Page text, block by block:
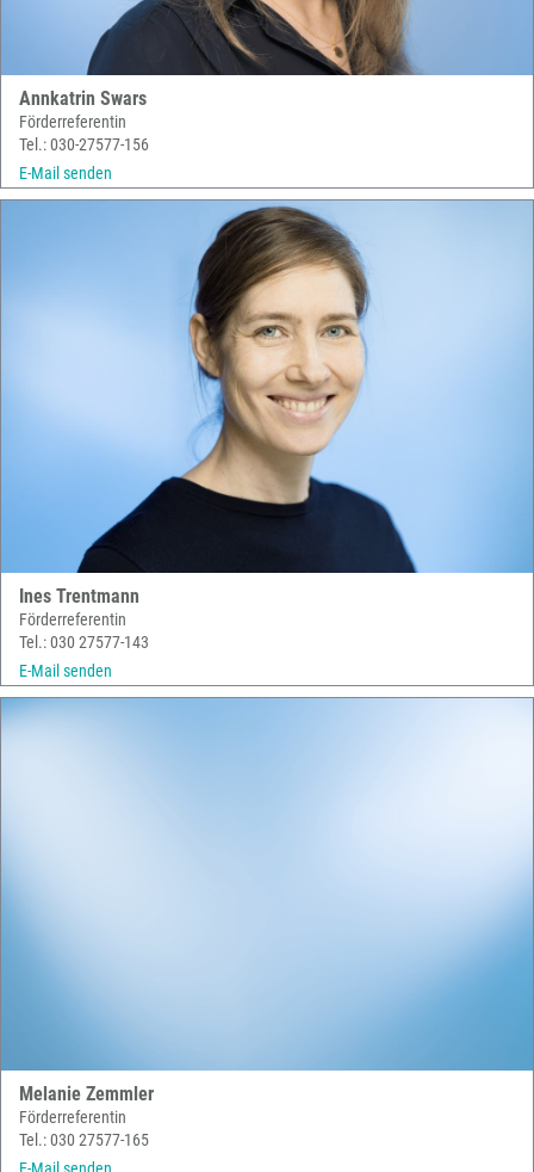
Annkatrin Swars
Förderreferentin
Tel.: 030-27577-156
E-Mail senden
Ines Trentmann
Förderreferentin
Tel.: 030 27577-143
E-Mail senden
Melanie Zemmler
Förderreferentin
Tel.: 030 27577-165